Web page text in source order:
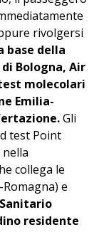
rivolgersi
base della
Bologna, Air
molecolari
Emilia-
Gli
test Point
collega le
e
residente